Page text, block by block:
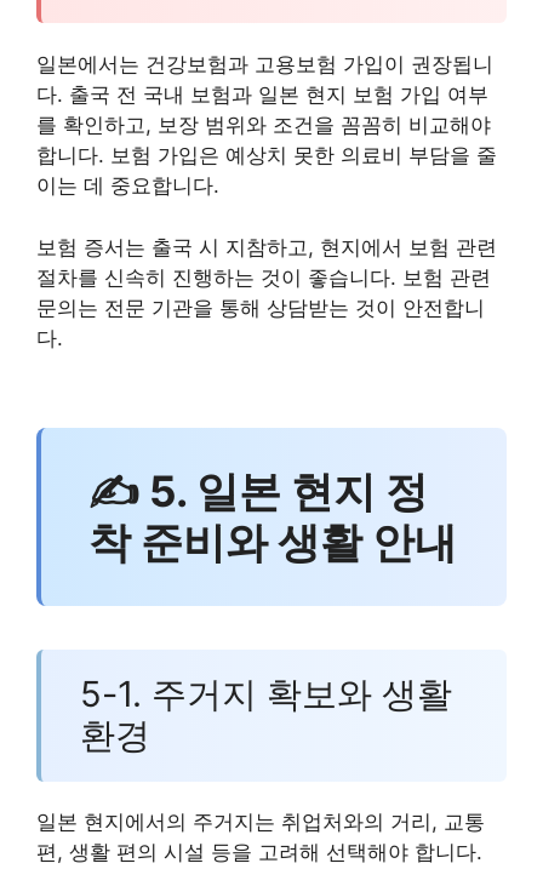
일본에서는 건강보험과 고용보험 가입이 권장됩니
다. 출국 전 국내 보험과 일본 현지 보험 가입 여부
를 확인하고, 보장 범위와 조건을 꼼꼼히 비교해야
합니다. 보험 가입은 예상치 못한 의료비 부담을 줄
이는 데 중요합니다.
보험 증서는 출국 시 지참하고, 현지에서 보험 관련
절차를 신속히 진행하는 것이 좋습니다. 보험 관련
문의는 전문 기관을 통해 상담받는 것이 안전합니
다.
✍ 5. 일본 현지 정
착 준비와 생활 안내
5-1. 주거지 확보와 생활
환경
일본 현지에서의 주거지는 취업처와의 거리, 교통
편, 생활 편의 시설 등을 고려해 선택해야 합니다.